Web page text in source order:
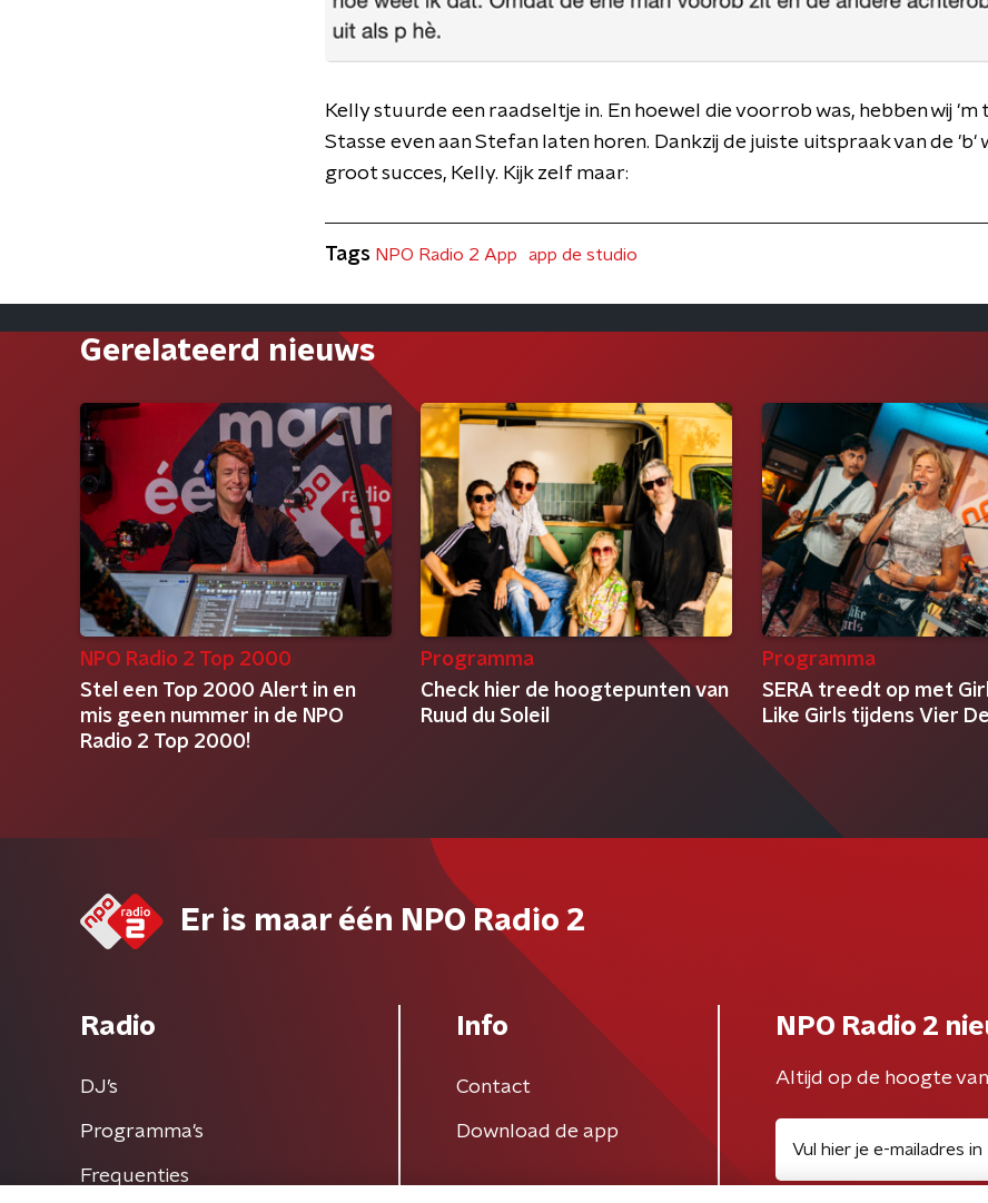
Kelly stuurde een raadseltje in. En hoewel die voorrob was, hebben wij 'm
Stasse even aan Stefan laten horen. Dankzij de juiste uitspraak van de 'b'
groot succes, Kelly. Kijk zelf maar:
Tags NPO Radio 2 App app de studio
Gerelateerd nieuws
NPO Radio 2 Top 2000
Stel een Top 2000 Alert in en
mis geen nummer in de NPO
Radio 2 Top 2000!
Programma
Check hier de hoogtepunten van
Ruud du Soleil
Programma
SERA treedt op met
Like Girls tijdens Vier
Er is maar één NPO Radio 2
Radio
DJ’s
Programma's
Frequenties
Info
Contact
Download de app
NPO Radio 2
Altijd op de hoogte